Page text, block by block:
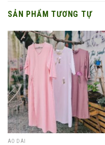
SẢN PHẨM TƯƠNG TỰ
Add to
wishlist
ÁO DÀI